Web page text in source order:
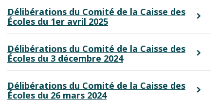
Délibérations du Comité de la Caisse des
Écoles du 1er avril 2025
Délibérations du Comité de la Caisse des
Écoles du 3 décembre 2024
Délibérations du Comité de la Caisse des
Écoles du 26 mars 2024